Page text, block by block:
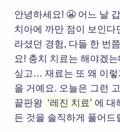
안녕하세요! 😬 어느 날
치아에 까만 점이 보인다
라셨던 경험, 다들 한 번
요! 충치 치료는 해야겠
싶고… 재료는 또 왜 이렇
을 거예요. 오늘은 그런
끝판왕 ‘레진 치료’ 에 대
든 것을 솔직하게 풀어드